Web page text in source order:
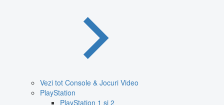
Vezi tot Console & Jocuri Video
PlayStation
PlayStation 1 și 2